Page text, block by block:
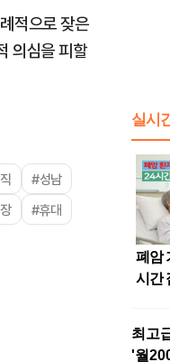
적으로 잦은
의심을 피할
#성남
#휴대